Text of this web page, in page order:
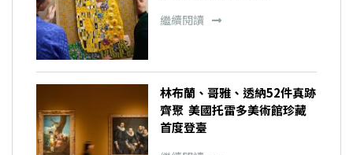
繼續閱讀
林布蘭、哥雅、透納52件真跡
齊聚 美國托雷多美術館珍藏
首度登臺